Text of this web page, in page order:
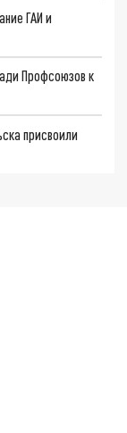
ГАИ и
Профсоюзов к
присвоили